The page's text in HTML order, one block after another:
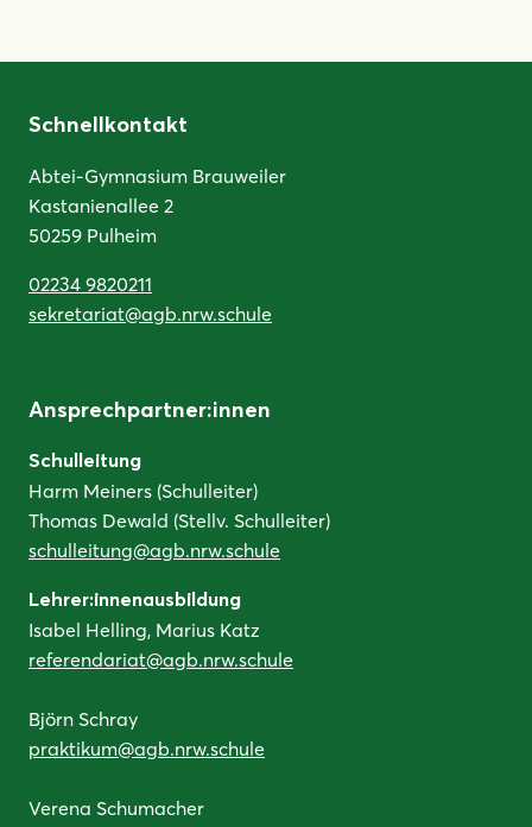
Schnellkontakt
Abtei-Gymnasium Brauweiler
Kastanienallee 2
50259 Pulheim
02234 9820211
sekretariat@agb.nrw.schule
Ansprechpartner:innen
Schulleitung
Harm Meiners (Schulleiter)
Thomas Dewald (Stellv. Schulleiter)
schulleitung@agb.nrw.schule
Lehrer:innenausbildung
Isabel Helling, Marius Katz
referendariat@agb.nrw.schule
Björn Schray
praktikum@agb.nrw.schule
Verena Schumacher